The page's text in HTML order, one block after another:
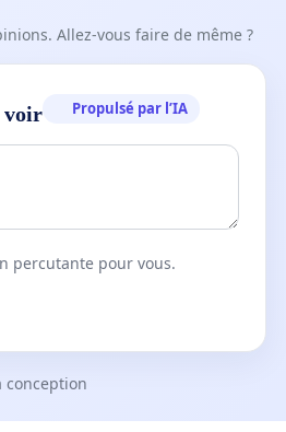
Allez-vous faire de même ?
voir Propulsé par l’IA
percutante pour vous.
conception